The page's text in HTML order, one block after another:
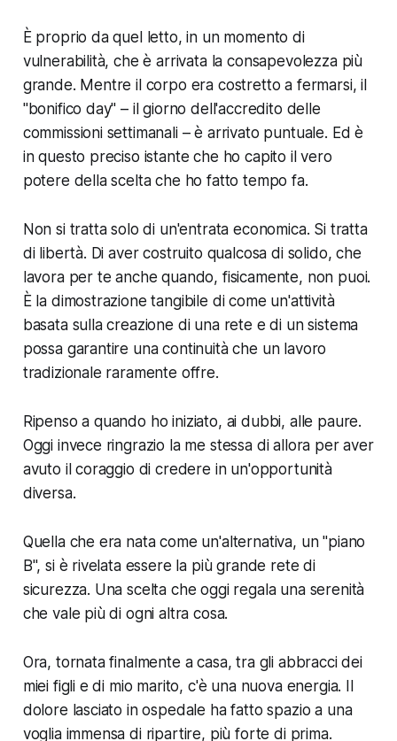
È proprio da quel letto, in un momento di
vulnerabilità, che è arrivata la consapevolezza più
grande. Mentre il corpo era costretto a fermarsi, il
"bonifico day" – il giorno dell'accredito delle
commissioni settimanali – è arrivato puntuale. Ed è
in questo preciso istante che ho capito il vero
potere della scelta che ho fatto tempo fa.
Non si tratta solo di un'entrata economica. Si tratta
di libertà. Di aver costruito qualcosa di solido, che
lavora per te anche quando, fisicamente, non puoi.
È la dimostrazione tangibile di come un'attività
basata sulla creazione di una rete e di un sistema
possa garantire una continuità che un lavoro
tradizionale raramente offre.
Ripenso a quando ho iniziato, ai dubbi, alle paure.
Oggi invece ringrazio la me stessa di allora per aver
avuto il coraggio di credere in un'opportunità
diversa.
Quella che era nata come un'alternativa, un "piano
B", si è rivelata essere la più grande rete di
sicurezza. Una scelta che oggi regala una serenità
che vale più di ogni altra cosa.
Ora, tornata finalmente a casa, tra gli abbracci dei
miei figli e di mio marito, c'è una nuova energia. Il
dolore lasciato in ospedale ha fatto spazio a una
voglia immensa di ripartire, più forte di prima.